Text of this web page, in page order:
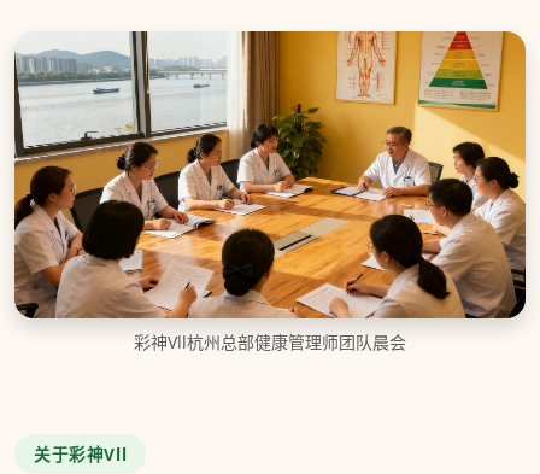
彩神Vll杭州总部健康管理师团队晨会
关于彩神Vll